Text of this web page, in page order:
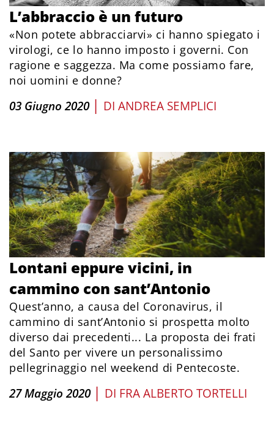
L’abbraccio è un futuro
«Non potete abbracciarvi» ci hanno spiegato i
virologi, ce lo hanno imposto i governi. Con
ragione e saggezza. Ma come possiamo fare,
noi uomini e donne?
03 Giugno 2020 | DI ANDREA SEMPLICI
Lontani eppure vicini, in
cammino con sant’Antonio
Quest’anno, a causa del Coronavirus, il
cammino di sant’Antonio si prospetta molto
diverso dai precedenti... La proposta dei frati
del Santo per vivere un personalissimo
pellegrinaggio nel weekend di Pentecoste.
27 Maggio 2020 | DI FRA ALBERTO TORTELLI